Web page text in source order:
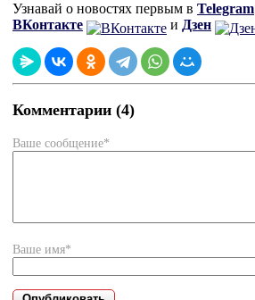
Узнавай о новостях первым в Telegram
ВКонтакте
и Дзен
Комментарии (4)
Ваше сообщение*
Ваше имя*